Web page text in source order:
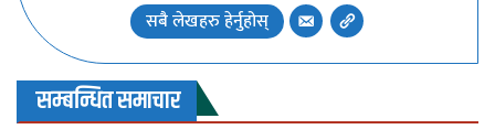
सबै लेखहरु हेर्नुहोस्
सम्बन्धित समाचार